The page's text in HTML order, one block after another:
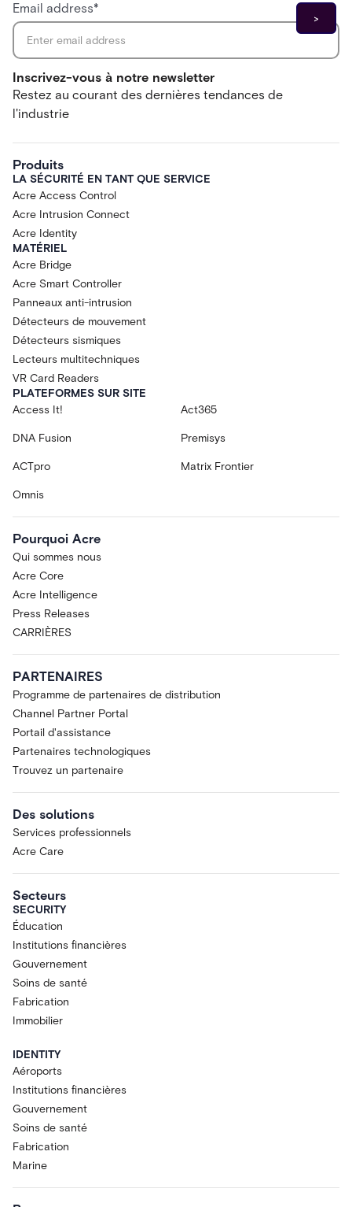
Inscrivez-vous à notre newsletter
Restez au courant des dernières tendances de
l'industrie
Email address*
Produits
LA SÉCURITÉ EN TANT QUE SERVICE
Acre Access Control
Acre Intrusion Connect
Acre Identity
MATÉRIEL
Acre Bridge
Acre Smart Controller
Panneaux anti-intrusion
Détecteurs de mouvement
Détecteurs sismiques
Lecteurs multitechniques
VR Card Readers
PLATEFORMES SUR SITE
Access It!
Act365
DNA Fusion Premisys
ACTpro Matrix Frontier
Omnis
Pourquoi Acre
Qui sommes nous
Acre Core
Acre Intelligence
Press Releases
CARRIÈRES
PARTENAIRES
Programme de partenaires de distribution
Channel Partner Portal
Portail d'assistance
Partenaires technologiques
Trouvez un partenaire
Des solutions
Services professionnels
Acre Care
Secteurs
SECURITY
Éducation
Institutions financières
Gouvernement
Soins de santé
Fabrication
Immobilier
IDENTITY
Aéroports
Institutions financières
Gouvernement
Soins de santé
Fabrication
Marine